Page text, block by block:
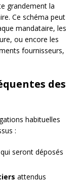
grandement la
Ce schéma peut
mandataire, les
ou encore les
fournisseurs,
des
habituelles
:
qui seront déposés
attendus